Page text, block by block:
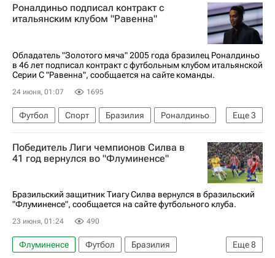
Карло Анчелотти
ЧМ по футболу 2026
Лига чемпионов УЕФА 2026-2027
Роналдиньо подписал контракт с
итальянским клубом "Равенна"
Обладатель "Золотого мяча" 2005 года бразилец Роналдиньо
в 46 лет подписал контракт с футбольным клубом итальянской
Серии C "Равенна", сообщается на сайте команды.
24 июня, 01:07 1695
Еще3
Футбол Спорт Бразилия
Роналдиньо
Читтаделла
Гремио
Пари Сен-Жермен (ПСЖ)
Победитель Лиги чемпионов Силва в
41 год вернулся во "Флуминенсе"
Бразильский защитник Тиагу Силва вернулся в бразильский
"Флуминенсе", сообщается на сайте футбольного клуба.
23 июня, 01:24 490
Еще8
Флуминенсе Футбол
Бразилия